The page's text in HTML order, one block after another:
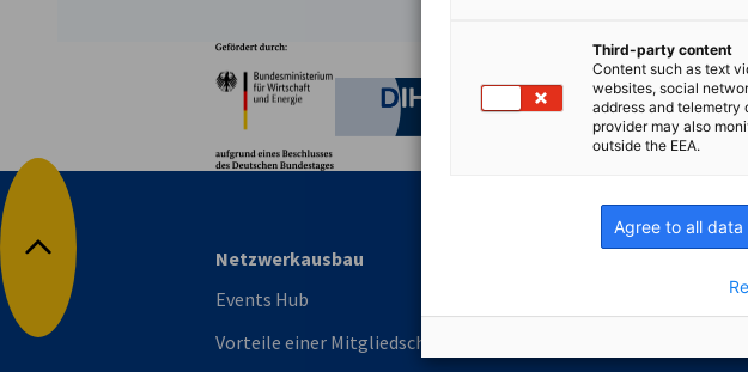
Bundesministerium für Wirtschaft und Energie
Deutsche Industrie- und
Industrie- und
Nach oben
Netzwerkausbau
Events Hub
Vorteile einer Mitgliedschaft
Third-party content
Content such as text
websites, social
address and telemetry
provider may also
outside the EEA.
Agree to all data